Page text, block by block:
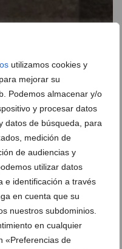
utilizamos cookies y
mejorar su
Podemos almacenar y/o
y procesar datos
datos de búsqueda, para
medición de
de audiencias y
utilizar datos
e identificación a través
en cuenta que su
nuestros subdominios.
en cualquier
«Preferencias de
de la ladera del